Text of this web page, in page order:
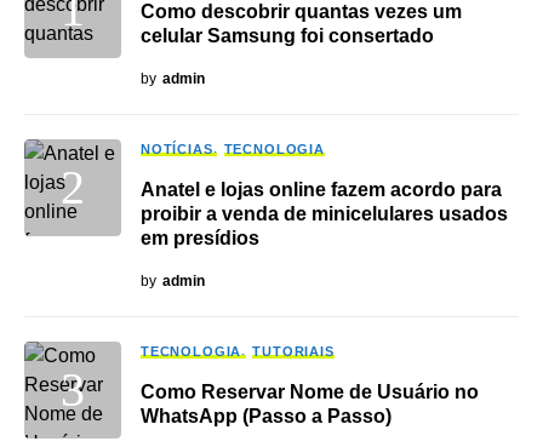
Como descobrir quantas vezes um
celular Samsung foi consertado
by admin
NOTÍCIAS TECNOLOGIA
Anatel e lojas online fazem acordo para
proibir a venda de minicelulares usados
em presídios
by admin
TECNOLOGIA TUTORIAIS
Como Reservar Nome de Usuário no
WhatsApp (Passo a Passo)